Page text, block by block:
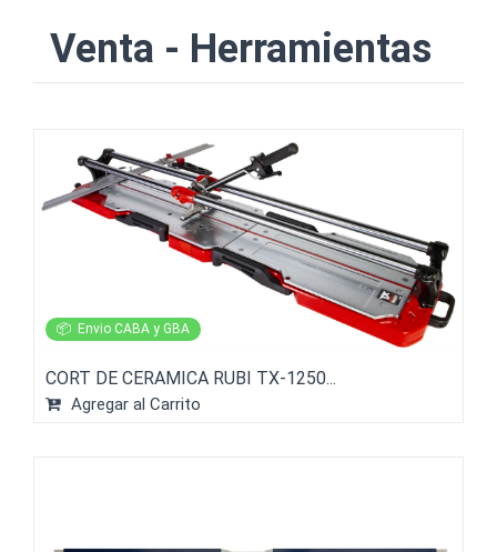
Venta - Herramientas
📦 Envio CABA y GBA
CORT DE CERAMICA RUBI TX-1250...
Agregar al Carrito